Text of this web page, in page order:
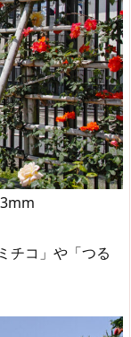
チコ」や「つる